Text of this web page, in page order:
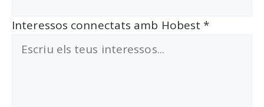
Interessos connectats amb Hobest *